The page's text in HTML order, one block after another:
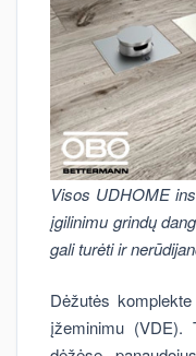
Visos UDHOME
įgilinimu grindų
gali turėti ir
Dėžutės
įžeminimu (VDE).